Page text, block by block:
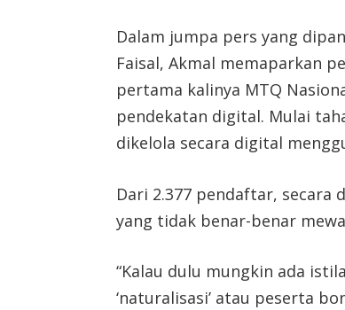
Dalam jumpa pers yang
Faisal, Akmal memaparkan
pertama kalinya MTQ
pendekatan digital. Mulai
dikelola secara digital
Dari 2.377 pendaftar,
yang tidak benar-benar
“Kalau dulu mungkin ada
‘naturalisasi’ atau peserta